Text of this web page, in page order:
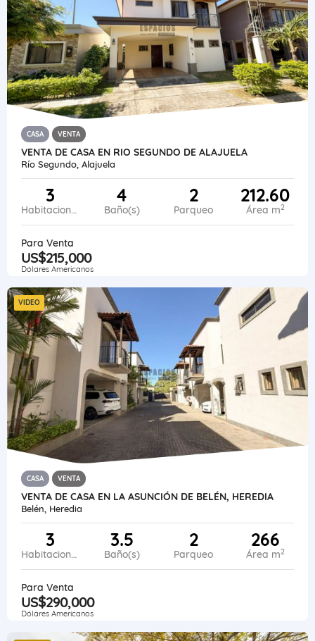
CASA VENTA
VENTA DE CASA EN RIO SEGUNDO DE ALAJUELA
Río Segundo, Alajuela
3
Habitaciones
4
Baño(s)
2
Parqueo
212.60
Área m2
Para Venta
US$215,000
Dólares Americanos
VIDEO
CASA VENTA
VENTA DE CASA EN LA ASUNCIÓN DE BELÉN, HEREDIA
Belén, Heredia
3
Habitaciones
3.5
Baño(s)
2
Parqueo
266
Área m2
Para Venta
US$290,000
Dólares Americanos